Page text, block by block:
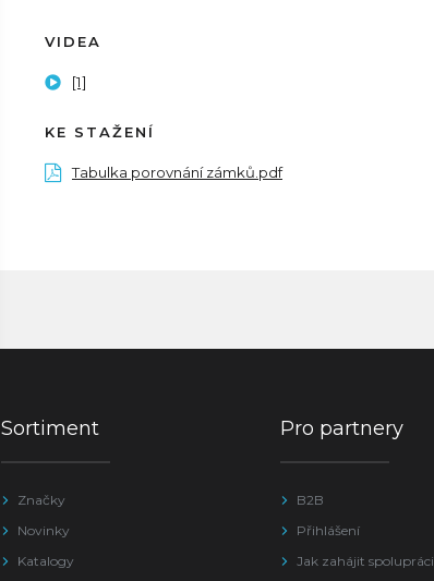
VIDEA
[1]
KE STAŽENÍ
Tabulka porovnání zámků.pdf
Sortiment
Značky
Novinky
Katalogy
Pro partnery
B2B
Přihlášení
Jak zahájit spolupráci